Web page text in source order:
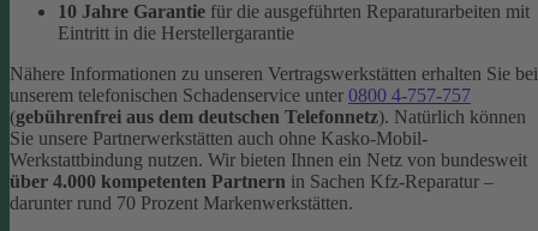
10 Jahre Garantie für die ausgeführten Reparaturarbeiten mit
Eintritt in die Herstellergarantie
Nähere Informationen zu unseren Vertragswerkstätten erhalten Sie bei
unserem telefonischen Schadenservice unter 0800 4-757-757
(gebührenfrei aus dem deutschen Telefonnetz). Natürlich können
Sie unsere Partnerwerkstätten auch ohne Kasko-Mobil-
Werkstattbindung nutzen. Wir bieten Ihnen ein Netz von bundesweit
über 4.000 kompetenten Partnern in Sachen Kfz-Reparatur –
darunter rund 70 Prozent Markenwerkstätten.